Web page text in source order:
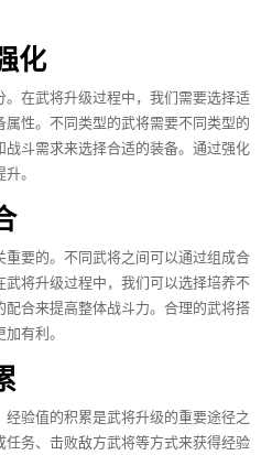
化
在武将升级过程中，我们需要选择适
性。不同类型的武将需要不同类型的
斗需求来选择合适的装备。通过强化
。
要的。不同武将之间可以通过组成合
将升级过程中，我们可以选择培养不
合来提高整体战斗力。合理的武将搭
有利。
验值的积累是武将升级的重要途径之
务、击败敌方武将等方式来获得经验